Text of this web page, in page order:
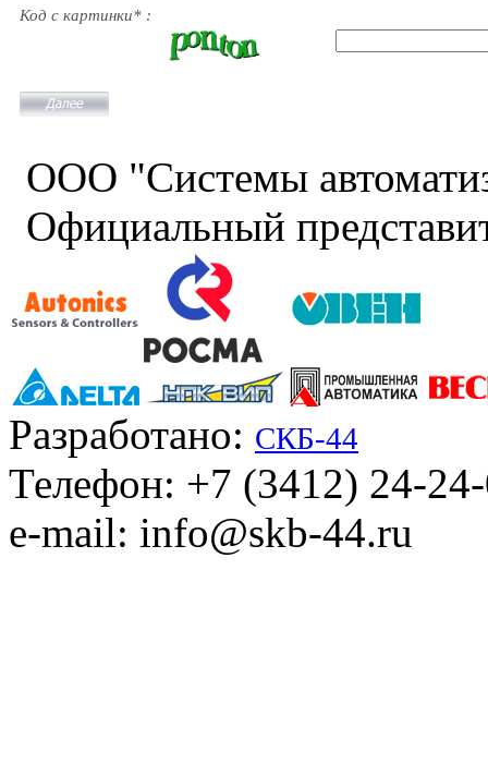
Код с картинки* :
ООО "Системы
Официальный
Разработано: СКБ-44
Телефон: +7 (3412) 24-
e-mail: info@skb-44.ru